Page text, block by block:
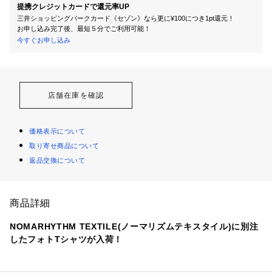
提携クレジットカードで還元率UP
三井ショッピングパークカード《セゾン》なら更に¥100につき1pt還元！
お申し込み完了後、最短５分でご利用可能！
今すぐお申し込み
店舗在庫を確認
価格表示について
取り寄せ商品について
返品交換について
商品詳細
NOMARHYTHM TEXTILE(ノーマリズムテキスタイル)に別注
したフォトTシャツが入荷！